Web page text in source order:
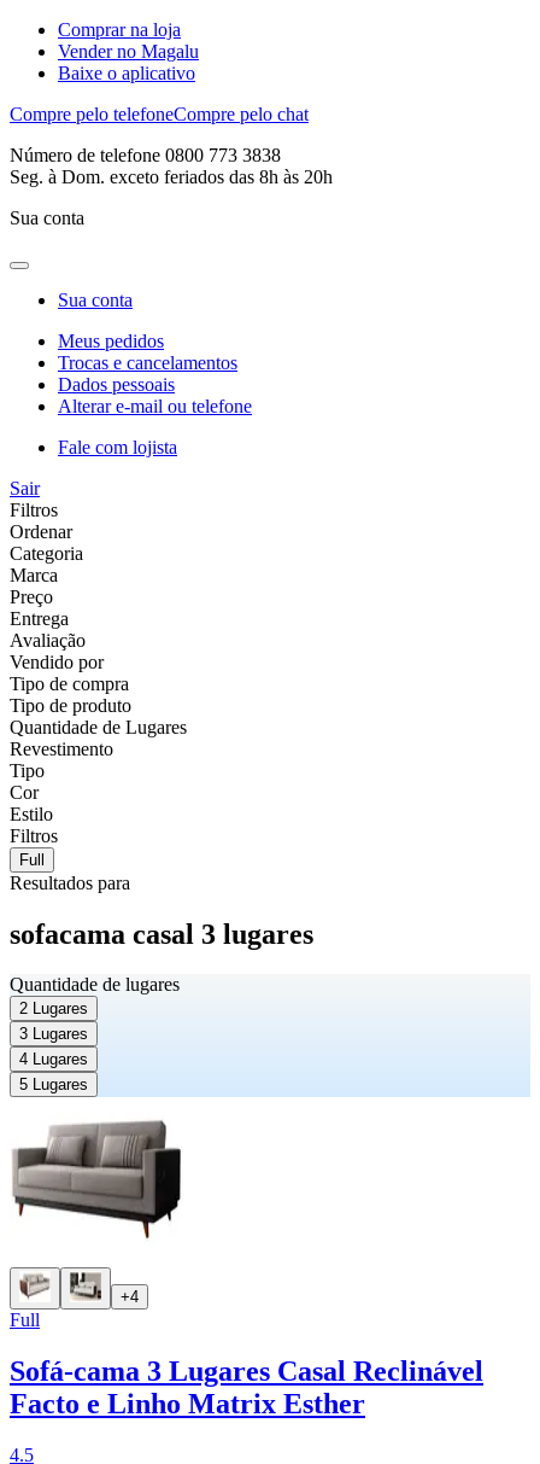
Comprar na loja
Vender no Magalu
Baixe o aplicativo
Compre pelo telefoneCompre pelo chat
Número de telefone 0800 773 3838
Seg. à Dom. exceto feriados das 8h às 20h
Sua conta
Sua conta
Meus pedidos
Trocas e cancelamentos
Dados pessoais
Alterar e-mail ou telefone
Fale com lojista
Sair
Filtros
Ordenar
Categoria
Marca
Preço
Entrega
Avaliação
Vendido por
Tipo de compra
Tipo de produto
Quantidade de Lugares
Revestimento
Tipo
Cor
Estilo
Filtros
Full
Resultados para
sofacama casal 3 lugares
Quantidade de lugares
2 Lugares
3 Lugares
4 Lugares
5 Lugares
+4
Full
Sofá-cama 3 Lugares Casal Reclinável
Facto e Linho Matrix Esther
4.5